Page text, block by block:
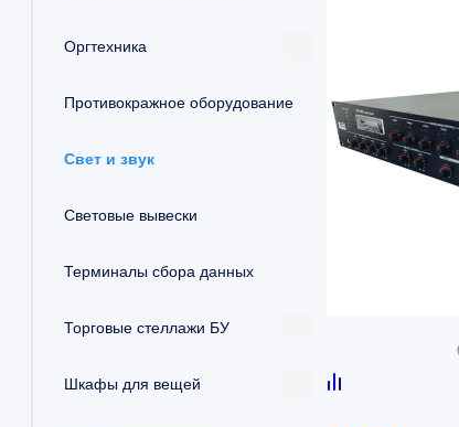
Оргтехника
Противокражное оборудование
Свет и звук
Световые вывески
Терминалы сбора данных
Торговые стеллажи БУ
Шкафы для вещей